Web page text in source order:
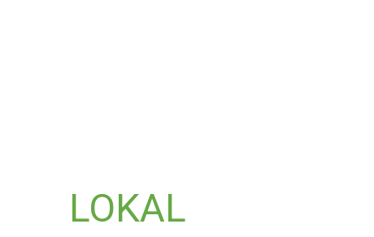
LOKAL